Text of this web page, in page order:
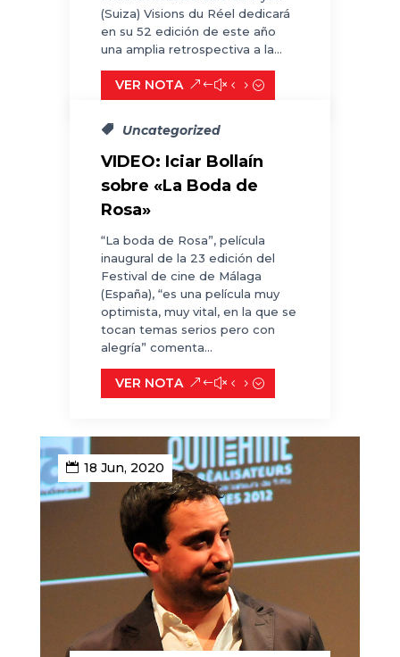
(Suiza) Visions du Réel dedicará
en su 52 edición de este año
una amplia retrospectiva a la...
VER NOTA
Uncategorized
VIDEO: Iciar Bollaín
sobre «La Boda de
Rosa»
“La boda de Rosa”, película
inaugural de la 23 edición del
Festival de cine de Málaga
(España), “es una película muy
optimista, muy vital, en la que se
tocan temas serios pero con
alegría” comenta...
VER NOTA
18 Jun, 2020